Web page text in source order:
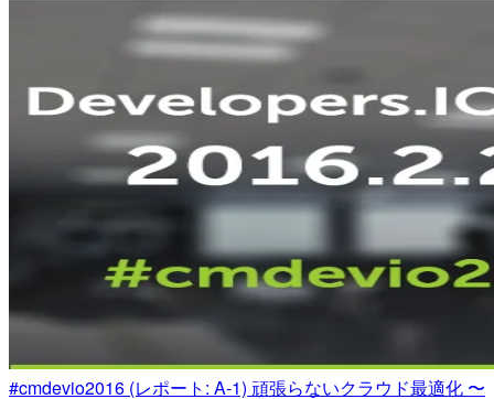
#cmdevio2016 (レポート: A-1) 頑張らないクラウド最適化 〜